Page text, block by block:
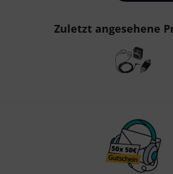
Zuletzt angesehene